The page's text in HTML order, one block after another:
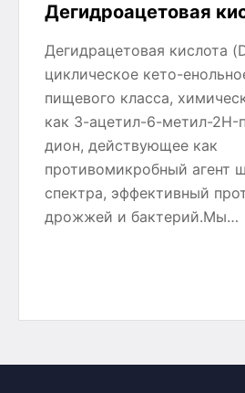
Дегидроацетовая
Дегидрацетовая кислота
циклическое кето-
пищевого класса,
как 3-ацетил-6-метил-2H-
дион, действующее как
противомикробный агент
спектра, эффективный
дрожжей и бактерий.Мы…